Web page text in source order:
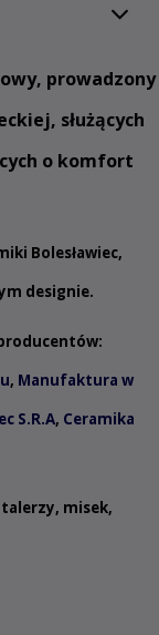
prowadzony
służących
o komfort
Bolesławiec,
designie.
, Manufaktura w
S.R.A, Ceramika
talerzy, misek,